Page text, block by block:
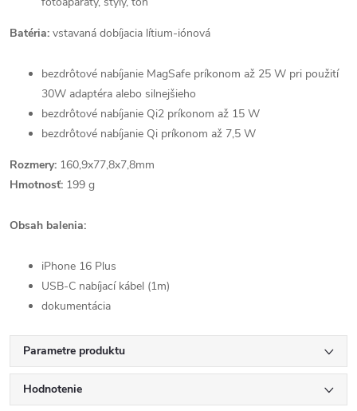
Batéria: vstavaná dobíjacia lítium-iónová
bezdrôtové nabíjanie MagSafe príkonom až 25 W pri použití
30W adaptéra alebo silnejšieho
bezdrôtové nabíjanie Qi2 príkonom až 15 W
bezdrôtové nabíjanie Qi príkonom až 7,5 W
Rozmery: 160,9x77,8x7,8mm
Hmotnosť: 199 g
Obsah balenia:
iPhone 16 Plus
USB-C nabíjací kábel (1m)
dokumentácia
Parametre produktu
Hodnotenie